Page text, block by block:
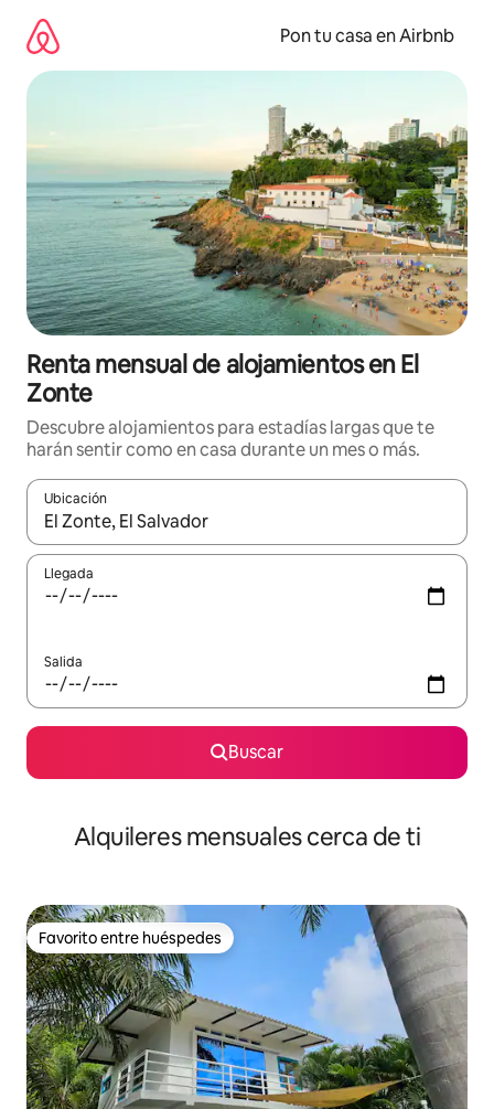
contenido
Pon tu casa en Airbnb
Renta mensual de alojamientos en El
Zonte
Descubre alojamientos para estadías largas que te
harán sentir como en casa durante un mes o más.
Ubicación
Cuando los resultados estén disponibles, navega con las
Llegada
Salida
Buscar
Alquileres mensuales cerca de ti
Favorito entre huéspedes
Favorito entre huéspedes